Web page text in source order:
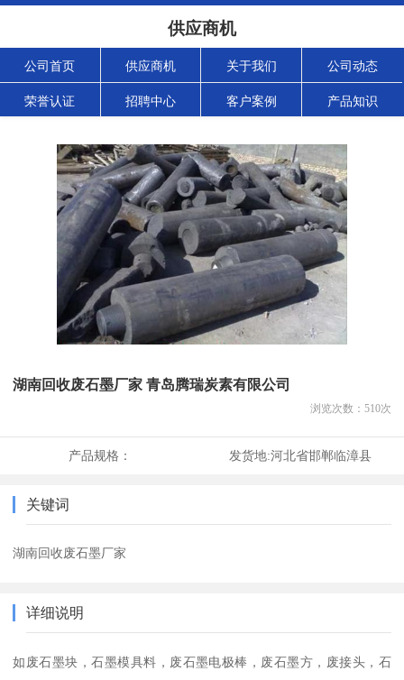
供应商机
公司首页 供应商机 关于我们 公司动态
荣誉认证 招聘中心 客户案例 产品知识
湖南回收废石墨厂家 青岛腾瑞炭素有限公司
浏览次数： 510次
产品规格： 发货地:河北省邯郸临漳县
关键词
湖南回收废石墨厂家
详细说明
如废石墨块，石墨模具料，废石墨电极棒，废石墨方，废接头，石